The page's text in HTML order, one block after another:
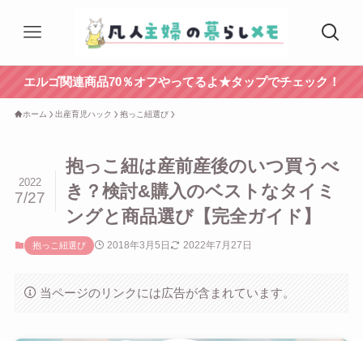
エルゴ関連商品70％オフやってるよ★タップでチェック！
ホーム 出産育児ハック 抱っこ紐選び
抱っこ紐は産前産後のいつ買うべ
き？検討&購入のベストなタイミ
ングと商品選び【完全ガイド】
2022
7/27
抱っこ紐選び 2018年3月5日 2022年7月27日
当ページのリンクには広告が含まれています。